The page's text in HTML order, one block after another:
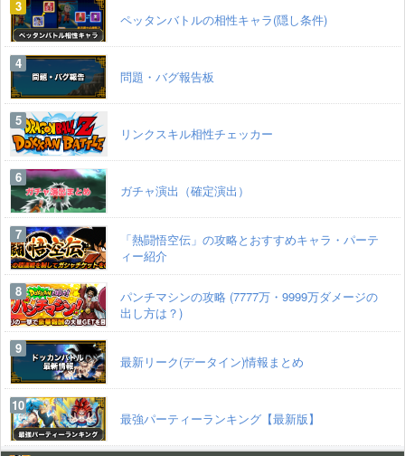
ペッタンバトルの相性キャラ(隠し条件)
問題・バグ報告板
リンクスキル相性チェッカー
ガチャ演出（確定演出）
「熱闘悟空伝」の攻略とおすすめキャラ・パーテ
ィー紹介
パンチマシンの攻略 (7777万・9999万ダメージの
出し方は？)
最新リーク(データイン)情報まとめ
最強パーティーランキング【最新版】